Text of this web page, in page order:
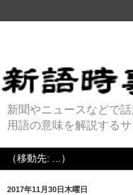
新聞やニュースなどで
用語の意味を解説するサ
2017年11月30日木曜日